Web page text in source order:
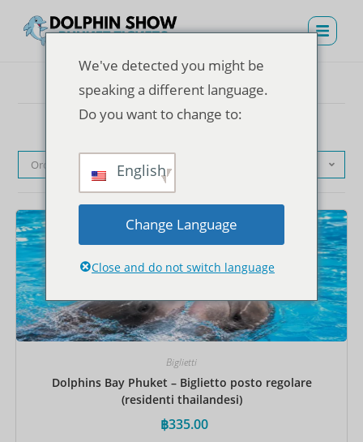
Ordinamento predefinito
Biglietti
Dolphins Bay Phuket – Biglietto posto regolare
(residenti thailandesi)
฿335.00
We've detected you might be
speaking a different language.
Do you want to change to:
English
Change Language
Close and do not switch language